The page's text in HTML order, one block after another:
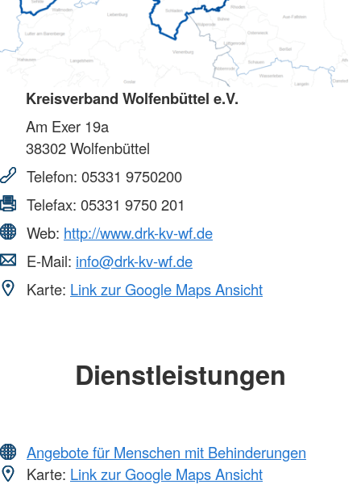
Kreisverband Wolfenbüttel e.V.
Am Exer 19a
38302Wolfenbüttel
Telefon: 05331 9750200
Telefax: 05331 9750 201
Web: http://www.drk-kv-wf.de
E-Mail: info@drk-kv-wf.de
Karte: Link zur Google Maps Ansicht
Dienstleistungen
Angebote für Menschen mit Behinderungen
Karte: Link zur Google Maps Ansicht